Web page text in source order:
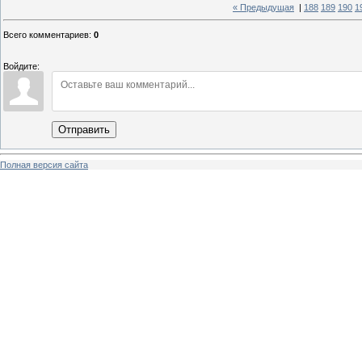
« Предыдущая 188 189 190
Всего комментариев: 0
Войдите:
Отправить
Полная версия сайта